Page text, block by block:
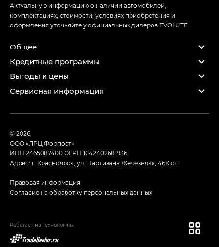
Актуальную информацию о наличии автомобилей,
комплектациях, стоимости, условиях приобретения и
оформления уточняйте у официальных дилеров EVOLUTE.
Общее
Кредитные программы
Выгоды и цены
Сервисная информация
© 2026,
ООО «ЛРЦ Форпост»
ИНН 2465087400ОГРН 1042402681936
Адрес: г. Красноярск, ул. Партизана Железняка, 46К ст.1
Правовая информация
Согласие на обработку персональных данных
Работает на технологиях